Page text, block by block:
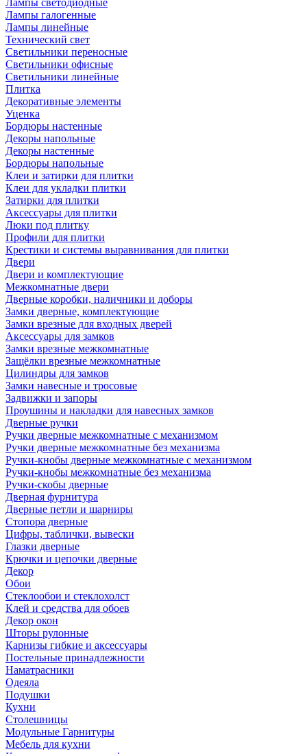
Лампы светодиодные
Лампы галогенные
Лампы линейные
Технический свет
Светильники переносные
Светильники офисные
Светильники линейные
Плитка
Декоративные элементы
Уценка
Бордюры настенные
Декоры напольные
Декоры настенные
Бордюры напольные
Клеи и затирки для плитки
Клеи для укладки плитки
Затирки для плитки
Аксессуары для плитки
Люки под плитку
Профили для плитки
Крестики и системы выравнивания для плитки
Двери
Двери и комплектующие
Межкомнатные двери
Дверные коробки, наличники и доборы
Замки дверные, комплектующие
Замки врезные для входных дверей
Аксессуары для замков
Замки врезные межкомнатные
Защёлки врезные межкомнатные
Цилиндры для замков
Замки навесные и тросовые
Задвижки и запоры
Проушины и накладки для навесных замков
Дверные ручки
Ручки дверные межкомнатные с механизмом
Ручки дверные межкомнатные без механизма
Ручки-кнобы дверные межкомнатные с механизмом
Ручки-кнобы межкомнатные без механизма
Ручки-скобы дверные
Дверная фурнитура
Дверные петли и шарниры
Стопора дверные
Цифры, таблички, вывески
Глазки дверные
Крючки и цепочки дверные
Декор
Обои
Стеклообои и стеклохолст
Клей и средства для обоев
Декор окон
Шторы рулонные
Карнизы гибкие и аксессуары
Постельные принадлежности
Наматрасники
Одеяла
Подушки
Кухни
Столешницы
Модульные Гарнитуры
Мебель для кухни